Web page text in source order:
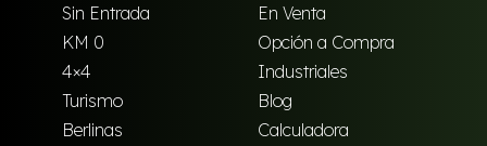
Sin Entrada
En Venta
KM 0
Opción a Compra
4×4
Industriales
Turismo
Blog
Berlinas
Calculadora